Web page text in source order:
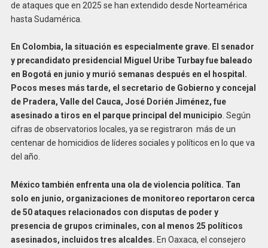
de ataques que en 2025 se han extendido desde Norteamérica
hasta Sudamérica.
En Colombia, la situación es especialmente grave. El senador
y precandidato presidencial Miguel Uribe Turbay fue baleado
en Bogotá en junio y murió semanas después en el hospital.
Pocos meses más tarde, el secretario de Gobierno y concejal
de Pradera, Valle del Cauca, José Dorién Jiménez, fue
asesinado a tiros en el parque principal del municipio. Según
cifras de observatorios locales, ya se registraron más de un
centenar de homicidios de líderes sociales y políticos en lo que va
del año.
México también enfrenta una ola de violencia política. Tan
solo en junio, organizaciones de monitoreo reportaron cerca
de 50 ataques relacionados con disputas de poder y
presencia de grupos criminales, con al menos 25 políticos
asesinados, incluidos tres alcaldes. En Oaxaca, el consejero